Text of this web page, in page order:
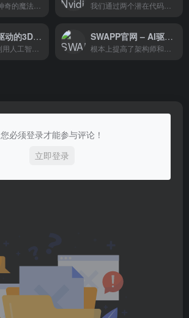
Atlas – AI驱动的3D内容生成平台 SWAPP官网 – AI驱动的建筑工程文件生成
您必须登录才能参与评论！
立即登录